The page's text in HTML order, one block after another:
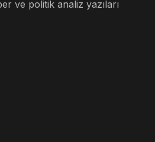
ve politik analiz yazıları